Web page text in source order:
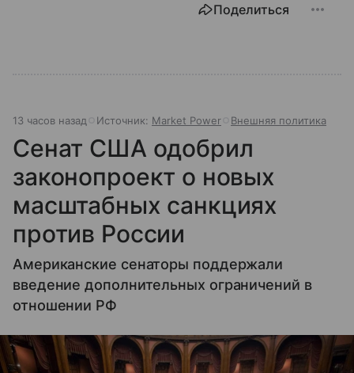
Поделиться
13 часов назад Источник: Market Power Внешняя политика
Сенат США одобрил
законопроект о новых
масштабных санкциях
против России
Американские сенаторы поддержали
введение дополнительных ограничений в
отношении РФ